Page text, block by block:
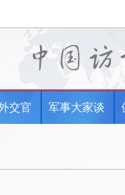
交官 军事大家谈